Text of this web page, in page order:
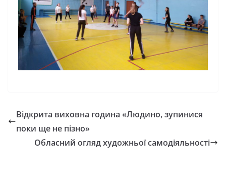
Відкрита виховна година «Людино, зупинися
поки ще не пізно»
Обласний огляд художньої самодіяльності